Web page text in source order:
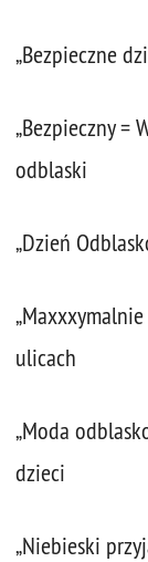
„Bezpieczne
„Bezpieczny =
odblaski
„Dzień
ulicach
„Moda
dzieci
„Niebieski